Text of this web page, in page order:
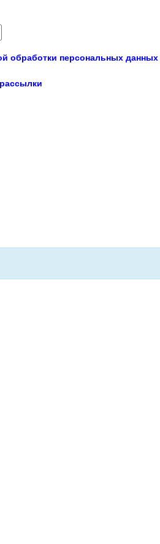
обработки персональных данных